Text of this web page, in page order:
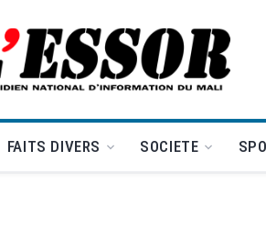
L'Essor - retour à la une
FAITS DIVERS SOCIETE